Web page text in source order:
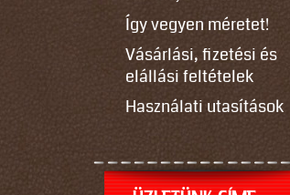
Így vegyen méretet!
Vásárlási, fizetési és
elállási feltételek
Használati utasítások